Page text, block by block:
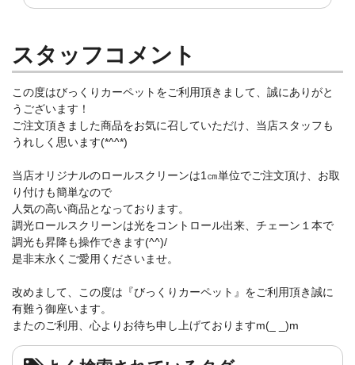
スタッフコメント
この度はびっくりカーペットをご利用頂きまして、誠にありがと
うございます！
ご注文頂きました商品をお気に召していただけ、当店スタッフも
うれしく思います(*^^*)
当店オリジナルのロールスクリーンは1㎝単位でご注文頂け、お取
り付けも簡単なので
人気の高い商品となっております。
調光ロールスクリーンは光をコントロール出来、チェーン１本で
調光も昇降も操作できます(^^)/
是非末永くご愛用くださいませ。
改めまして、この度は『びっくりカーペット』をご利用頂き誠に
有難う御座います。
またのご利用、心よりお待ち申し上げておりますm(_ _)m